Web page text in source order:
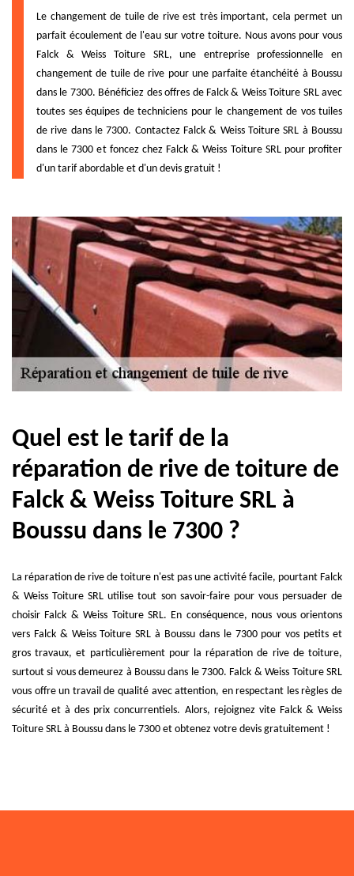
Le changement de tuile de rive est très important, cela permet un
parfait écoulement de l'eau sur votre toiture. Nous avons pour vous
Falck & Weiss Toiture SRL, une entreprise professionnelle en
changement de tuile de rive pour une parfaite étanchéité à Boussu
dans le 7300. Bénéficiez des offres de Falck & Weiss Toiture SRL avec
toutes ses équipes de techniciens pour le changement de vos tuiles
de rive dans le 7300. Contactez Falck & Weiss Toiture SRL à Boussu
dans le 7300 et foncez chez Falck & Weiss Toiture SRL pour profiter
d'un tarif abordable et d'un devis gratuit !
Quel est le tarif de la
réparation de rive de toiture de
Falck & Weiss Toiture SRL à
Boussu dans le 7300 ?
La réparation de rive de toiture n'est pas une activité facile, pourtant Falck
& Weiss Toiture SRL utilise tout son savoir-faire pour vous persuader de
choisir Falck & Weiss Toiture SRL. En conséquence, nous vous orientons
vers Falck & Weiss Toiture SRL à Boussu dans le 7300 pour vos petits et
gros travaux, et particulièrement pour la réparation de rive de toiture,
surtout si vous demeurez à Boussu dans le 7300. Falck & Weiss Toiture SRL
vous offre un travail de qualité avec attention, en respectant les règles de
sécurité et à des prix concurrentiels. Alors, rejoignez vite Falck & Weiss
Toiture SRL à Boussu dans le 7300 et obtenez votre devis gratuitement !